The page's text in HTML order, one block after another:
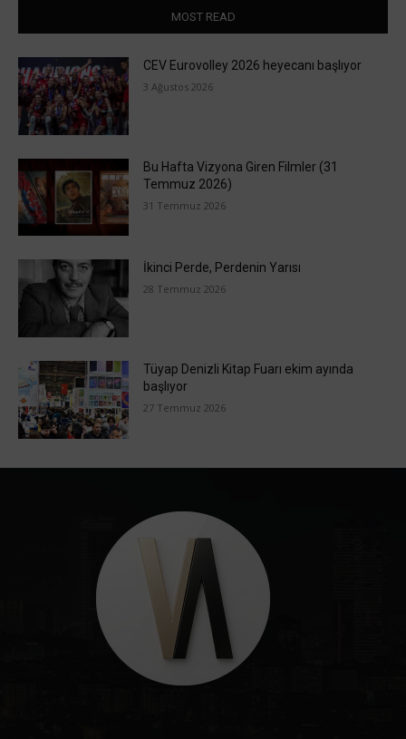
MOST READ
CEV Eurovolley 2026 heyecanı başlıyor
3 Ağustos 2026
Bu Hafta Vizyona Giren Filmler (31
Temmuz 2026)
31 Temmuz 2026
İkinci Perde, Perdenin Yarısı
28 Temmuz 2026
Tüyap Denizli Kitap Fuarı ekim ayında
başlıyor
27 Temmuz 2026